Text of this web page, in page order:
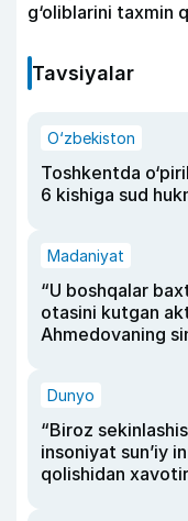
g‘oliblarini taxmin
Tavsiyalar
O‘zbekiston
Toshkentda
6 kishiga sud
Madaniyat
“U boshqalar
otasini kutgan
Ahmedovaning
Dunyo
“Biroz
insoniyat sun’iy
qolishidan